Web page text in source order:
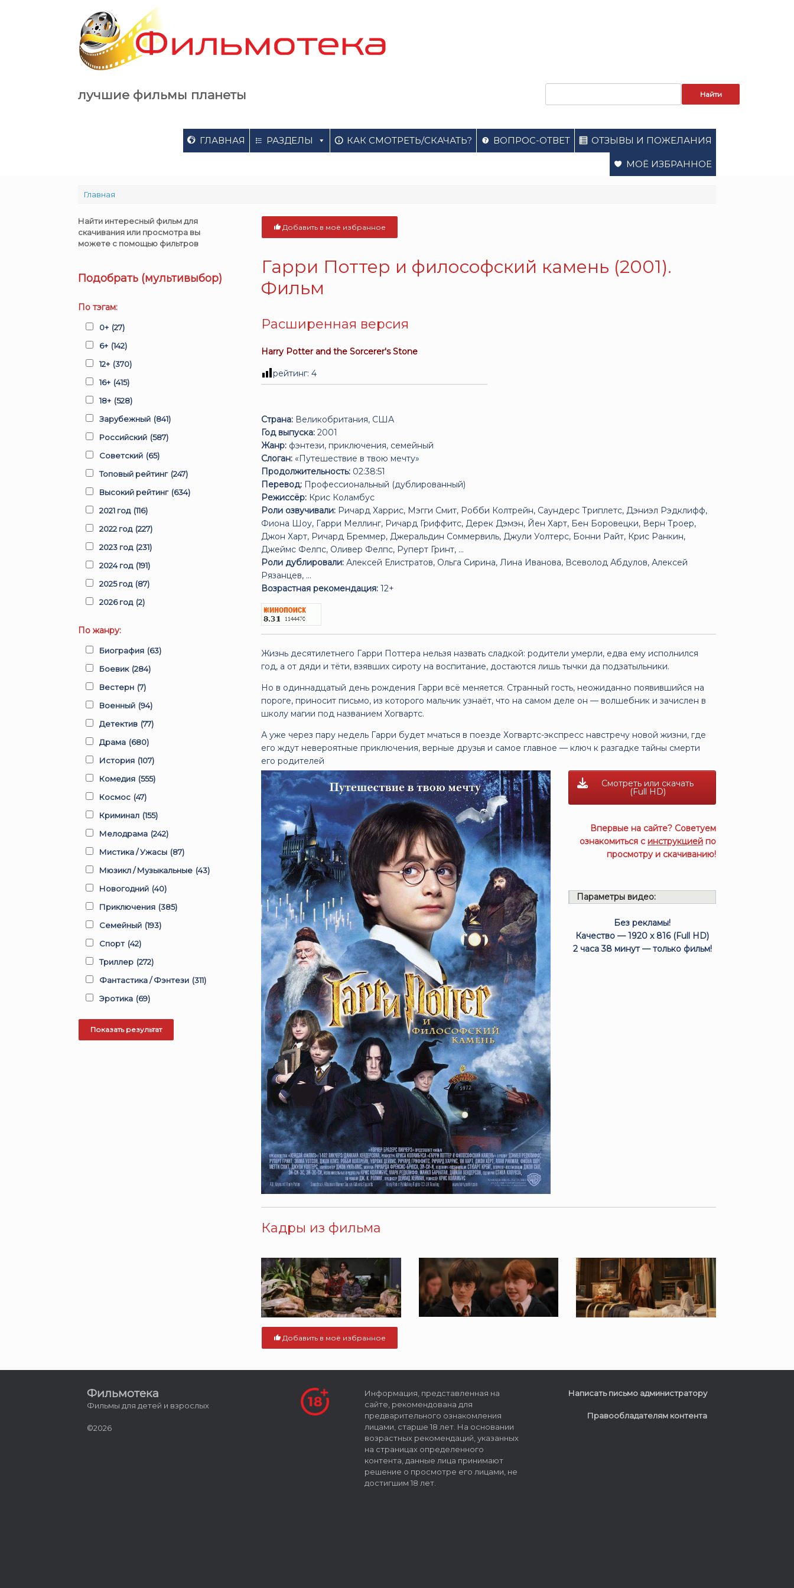
лучшие фильмы планеты
ГЛАВНАЯ РАЗДЕЛЫ КАК СМОТРЕТЬ/СКАЧАТЬ? ВОПРОС-ОТВЕТ ОТЗЫВЫ И ПОЖЕЛАНИЯ
МОЁ ИЗБРАННОЕ
Главная
Добавить в моё избранное
Гарри Поттер и философский камень (2001).
Фильм
Расширенная версия
Harry Potter and the Sorcerer's Stone
рейтинг:4
Страна: Великобритания, США
Год выпуска: 2001
Жанр: фэнтези, приключения, семейный
Слоган: «Путешествие в твою мечту»
Продолжительность: 02:38:51
Перевод: Профессиональный (дублированный)
Режиссёр: Крис Коламбус
Роли озвучивали: Ричард Харрис, Мэгги Смит, Робби Колтрейн, Саундерс Триплетс, Дэниэл Рэдклифф,
Фиона Шоу, Гарри Меллинг, Ричард Гриффитс, Дерек Дэмэн, Йен Харт, Бен Боровецки, Верн Троер,
Джон Харт, Ричард Бреммер, Джеральдин Соммервиль, Джули Уолтерс, Бонни Райт, Крис Ранкин,
Джеймс Фелпс, Оливер Фелпс, Руперт Гринт, ...
Роли дублировали: Алексей Елистратов, Ольга Сирина, Лина Иванова, Всеволод Абдулов, Алексей
Рязанцев, ...
Возрастная рекомендация:12+
Жизнь десятилетнего Гарри Поттера нельзя назвать сладкой: родители умерли, едва ему исполнился
год, а от дяди и тёти, взявших сироту на воспитание, достаются лишь тычки да подзатыльники.
Но в одиннадцатый день рождения Гарри всё меняется. Странный гость, неожиданно появившийся на
пороге, приносит письмо, из которого мальчик узнаёт, что на самом деле он — волшебник и зачислен в
школу магии под названием Хогвартс.
А уже через пару недель Гарри будет мчаться в поезде Хогвартс-экспресс навстречу новой жизни, где
его ждут невероятные приключения, верные друзья и самое главное — ключ к разгадке тайны смерти
его родителей
Смотреть или скачать
(Full HD)
Впервые на сайте? Советуем
ознакомиться с инструкцией по
просмотру и скачиванию!
Параметры видео:
Без рекламы!
Качество — 1920 x 816 (Full HD)
2 часа 38 минут — только фильм!
Кадры из фильма
Добавить в моё избранное
Найти интересный фильм для
скачивания или просмотра вы
можете с помощью фильтров
Подобрать (мультивыбор)
По тэгам:
0+ (27)
6+ (142)
12+ (370)
16+ (415)
18+ (528)
Зарубежный (841)
Российский (587)
Советский (65)
Топовый рейтинг (247)
Высокий рейтинг (634)
2021 год (116)
2022 год (227)
2023 год (231)
2024 год (191)
2025 год (87)
2026 год (2)
По жанру:
Биография (63)
Боевик (284)
Вестерн (7)
Военный (94)
Детектив (77)
Драма (680)
История (107)
Комедия (555)
Космос (47)
Криминал (155)
Мелодрама (242)
Мистика / Ужасы (87)
Мюзикл / Музыкальные (43)
Новогодний (40)
Приключения (385)
Семейный (193)
Спорт (42)
Триллер (272)
Фантастика / Фэнтези (311)
Эротика (69)
Фильмотека
Фильмы для детей и взрослых
©2026
Информация, представленная на
сайте, рекомендована для
предварительного ознакомления
лицами, старше 18 лет. На основании
возрастных рекомендаций, указанных
на страницах определенного
контента, данные лица принимают
решение о просмотре его лицами, не
достигшим 18 лет.
Написать письмо администратору
Правообладателям контента